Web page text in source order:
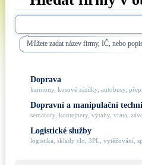
Můžete zadat název firmy, IČ, nebo
Doprava
kamiony, kusové zásilky, autobusy,
Dopravní a manipulační
semafory, kontejnery, výtahy, vrata,
Logistické služby
logistika, sklady clo, 3PL, vytěžování,